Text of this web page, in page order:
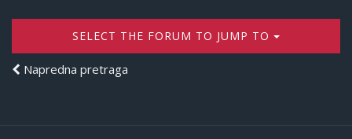
SELECT THE FORUM TO JUMP TO
Napredna pretraga